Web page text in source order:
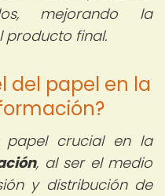
mejorando la
producto final.
del papel en la
crucial en la
, al ser el medio
y distribución de